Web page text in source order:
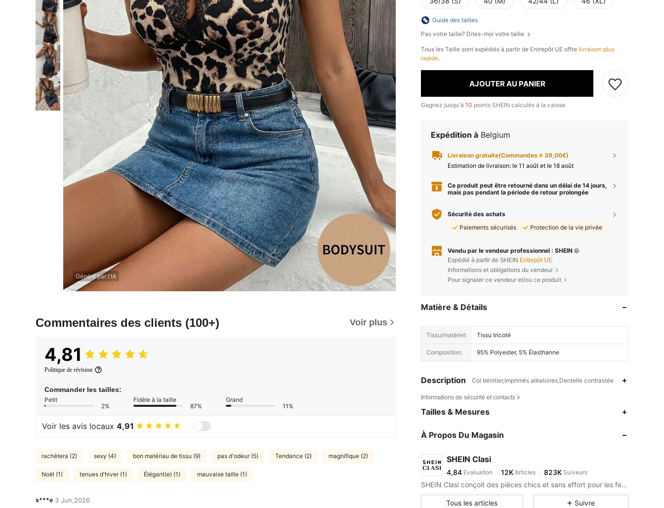
Généré par l'IA
Commentaires des clients (100+) Voir plus
4,81
Politique de révision
Commander les tailles:
Petit
2%
Fidèle à la taille
87%
Grand
11%
Voir les avis locaux 4,91
rachètera (2) sexy (4) bon matériau de tissu (9) pas d'odeur (5) Tendance (2) magnifique (2)
Noël (1) tenues d'hiver (1) Élégant(e) (1) mauvaise taille (1)
s***e 3 Jun,2026
Guide des tailles
Pas votre taille? Dites-moi votre taille
Tous les Taille sont expédiés à partir de Entrepôt UE offre livraison plus
rapide.
AJOUTER AU PANIER
Gagnez jusqu'à 10 points SHEIN calculés à la caisse.
Expédition à Belgium
Livraison gratuite(Commandes ≥ 39,00€)
Estimation de livraison: le 11 août et le 18 août
Ce produit peut être retourné dans un délai de 14 jours,
mais pas pendant la période de retour prolongée
Sécurité des achats
Paiements sécurisés
Protection de la vie privée
Vendu par le vendeur professionnel : SHEIN
Expédié à partir de SHEIN Entrepôt UE
Informations et obligations du vendeur
Pour signaler ce vendeur et/ou ce produit
Matière & Détails
Tissu/matériel: Tissu tricoté
Composition: 95% Polyester, 5% Élasthanne
Description Col bénitier,Imprimés aléatoires,Dentelle contrastée
Informations de sécurité et contacts
Tailles & Mesures
À Propos Du Magasin
SHEIN Clasi
4,84
12K
4,84 Evaluation
s***3est en train de naviguer
4,84
12K
823K
SHEIN Clasi conçoit des pièces chics et sans effort pour les femmes qui recherchent un look élevé.
Tous les articles Suivre